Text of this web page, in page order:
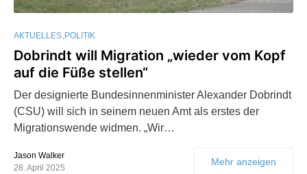
AKTUELLES POLITIK
Dobrindt will Migration „wieder vom Kopf
auf die Füße stellen“
Der designierte Bundesinnenminister Alexander Dobrindt
(CSU) will sich in seinem neuen Amt als erstes der
Migrationswende widmen. „Wir…
Jason Walker
28. April 2025
Mehr anzeigen